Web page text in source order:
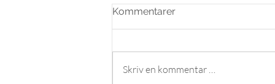
Kommentarer
Skriv en kommentar …